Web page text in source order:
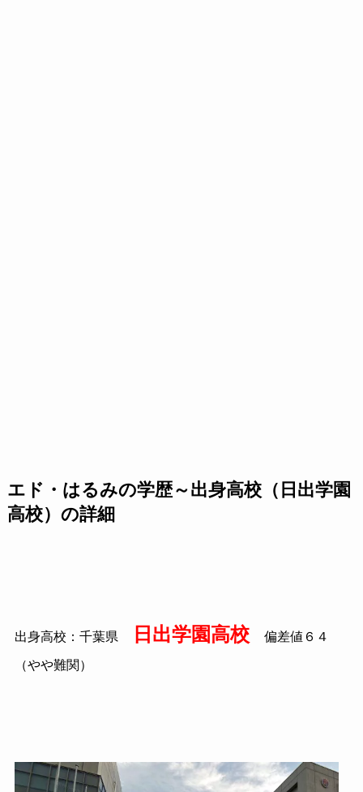
エド・はるみの学歴～出身高校（日出学園
高校）の詳細
出身高校：千葉県 日出学園高校 偏差値６４
（やや難関）